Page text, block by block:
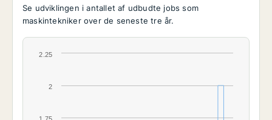
Se udviklingen i antallet af udbudte jobs som
maskintekniker over de seneste tre år.
2
2.25